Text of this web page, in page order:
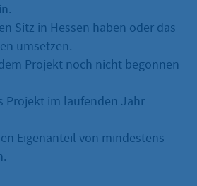
Sitz in Hessen haben oder das
umsetzen.
Projekt noch nicht begonnen
Projekt im laufenden Jahr
Eigenanteil von mindestens